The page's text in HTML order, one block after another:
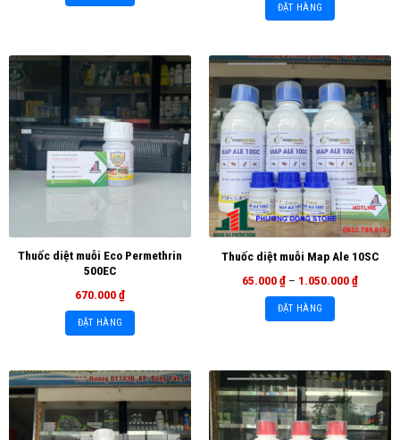
ĐẶT HÀNG
Thuốc diệt muỗi Eco Permethrin
500EC
670.000₫
ĐẶT HÀNG
Thuốc diệt muỗi Map Ale 10SC
65.000₫ – 1.050.000₫
ĐẶT HÀNG